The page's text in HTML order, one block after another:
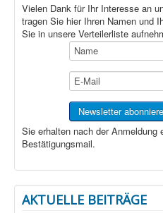
Vielen Dank für Ihr Interesse an
tragen Sie hier Ihren Namen und
Sie in unsere Verteilerliste
Sie erhalten nach der
Bestätigungsmail.
AKTUELLE BEITRÄGE